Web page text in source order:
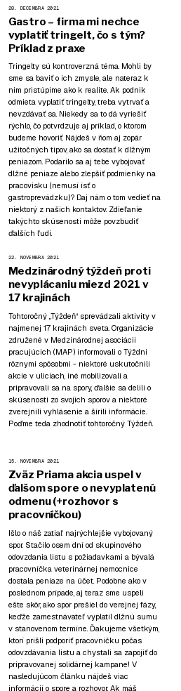
28. DECEMBRA 2021
Gastro – firma mi nechce
vyplatiť tringelt, čo s tým?
Príklad z praxe
Tringelty sú kontroverzná téma. Mohli by
sme sa baviť o ich zmysle, ale nateraz k
nim pristúpime ako k realite. Ak podnik
odmieta vyplatiť tringelty, treba vytrvať a
nevzdávať sa. Niekedy sa to dá vyriešiť
rýchlo, čo potvrdzuje aj príklad, o ktorom
budeme hovoriť. Nájdeš v ňom aj zopár
užitočných tipov, ako sa dostať k dlžným
peniazom. Podarilo sa aj tebe vybojovať
dlžné peniaze alebo zlepšiť podmienky na
pracovisku (nemusí ísť o
gastroprevádzku)? Daj nám o tom vedieť na
niektorý z našich kontaktov. Zdieľanie
takýchto skúseností môže povzbudiť
ďalších ľudí.
22. NOVEMBRA 2021
Medzinárodný týždeň proti
nevyplácaniu miezd 2021 v
17 krajinách
Tohtoročný „Týždeň“ sprevádzali aktivity v
najmenej 17 krajinách sveta. Organizácie
združené v Medzinárodnej asociácii
pracujúcich (MAP) informovali o Týždni
rôznymi spôsobmi - niektoré uskutočnili
akcie v uliciach, iné mobilizovali a
pripravovali sa na spory, ďalšie sa delili o
skúsenosti zo svojich sporov a niektoré
zverejnili vyhlásenie a šírili informácie.
Poďme teda zhodnotiť tohtoročný Týždeň.
15. NOVEMBRA 2021
Zväz Priama akcia uspel v
ďalšom spore o nevyplatenú
odmenu (+rozhovor s
pracovníčkou)
Išlo o náš zatiaľ najrýchlejšie vybojovaný
spor. Stačilo osem dní od skupinového
odovzdania listu s požiadavkami a bývalá
pracovníčka veterinárnej nemocnice
dostala peniaze na účet. Podobne ako v
poslednom prípade , aj teraz sme uspeli
ešte skôr, ako spor prešiel do verejnej fázy,
keďže zamestnávateľ vyplatil dlžnú sumu
v stanovenom termíne. Ďakujeme všetkým,
ktorí prišli podporiť pracovníčku počas
odovzdávania listu a chystali sa zapojiť do
pripravovanej solidárnej kampane! V
nasledujúcom článku nájdeš viac
informácií o spore a rozhovor. Ak máš